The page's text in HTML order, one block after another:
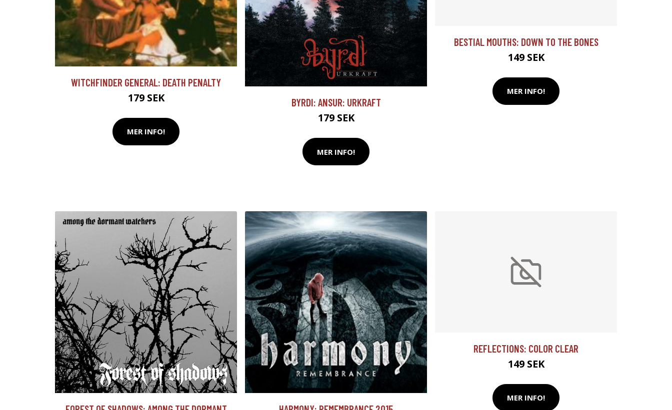
WITCHFINDER GENERAL: DEATH PENALTY
179 SEK
MER INFO!
BYRDI: ANSUR: URKRAFT
179 SEK
MER INFO!
BESTIAL MOUTHS: DOWN TO THE BONES
149 SEK
MER INFO!
REFLECTIONS: COLOR CLEAR
149 SEK
MER INFO!